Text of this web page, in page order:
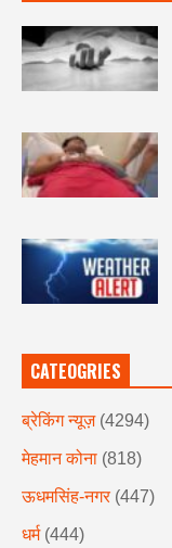
CATEOGRIES
ब्रेकिंग न्यूज़ (4294)
मेहमान कोना (818)
ऊधमसिंह-नगर (447)
धर्म (444)